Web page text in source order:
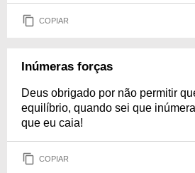
COPIAR
Inúmeras forças
Deus obrigado por não permitir
equilíbrio, quando sei que
que eu caia!
COPIAR